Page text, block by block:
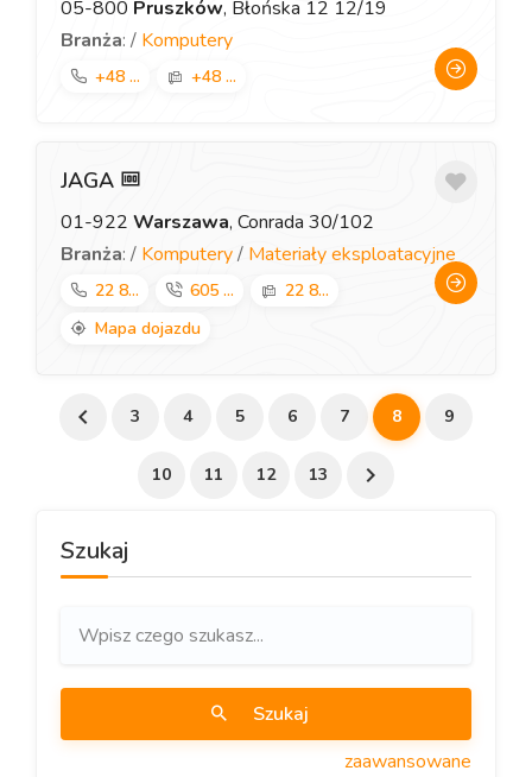
05-800 Pruszków, Błońska 12 12/19
Branża: / Komputery
+48 ... +48 ...
JAGA
01-922 Warszawa, Conrada 30/102
Branża: / Komputery/ Materiały eksploatacyjne
22 8... 605 ...
22 8...
Mapa dojazdu
3 4 5 6 7 8 9
10 11 12 13
Szukaj
Szukaj
zaawansowane